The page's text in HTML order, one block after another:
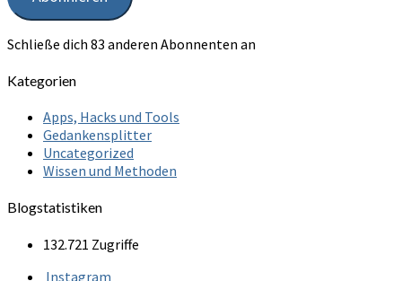
Schließe dich 83 anderen Abonnenten an
Kategorien
Apps, Hacks und Tools
Gedankensplitter
Uncategorized
Wissen und Methoden
Blogstatistiken
132.721 Zugriffe
Instagram